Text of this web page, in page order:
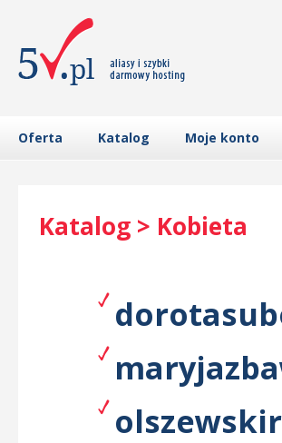
Oferta Katalog Moje konto
Katalog > Kobieta